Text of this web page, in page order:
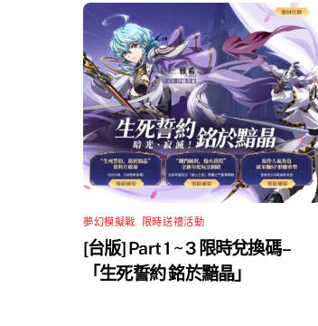
夢幻模擬戰 限時送禮活動
[台版] Part 1 ~ 3 限時兌換碼 –
「生死誓約 銘於黯晶」